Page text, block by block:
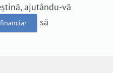
ajutându-vă
să